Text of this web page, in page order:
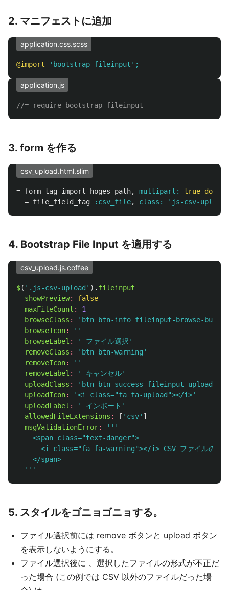
2. マニフェストに追加
application.css.scss
@import 'bootstrap-fileinput';
application.js
//= require bootstrap-fileinput
3. form を作る
csv_upload.html.slim
= form_tag import_hoges_path, multipart: true do
= file_field_tag :csv_file, class: 'js-csv-upload'
4. Bootstrap File Input を適用する
csv_upload.js.coffee
$( '.js-csv-upload' ). fileinput
showPreview:
false
maxFileCount :
1
browseClass :
'btn btn-info fileinput-browse-
browseIcon:
''
browseLabel :
' ファイル選択'
removeClass :
'btn btn-warning'
removeIcon:
''
removeLabel :
' キャンセル'
uploadClass :
'btn btn-success fileinput-upload-
uploadIcon:
'<i class="fa fa-upload"></i>'
uploadLabel :
' インポート'
allowedFileExtensions : [ 'csv' ]
msgValidationError:
'''
    <span class="text-danger">
<i class="fa fa-warning"></i> CSV ファイルのみ
    </span>
  '''
5. スタイルをゴニョゴニョする。
ファイル選択前には remove ボタンと upload ボタン
を表示しないようにする。
ファイル選択後に 、選択したファイルの形式が不正だ
った場合 (この例では CSV 以外のファイルだった場